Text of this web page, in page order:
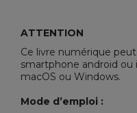
ATTENTION
Ce livre numérique
smartphone android ou
macOS ou Windows.
Mode d’emploi :